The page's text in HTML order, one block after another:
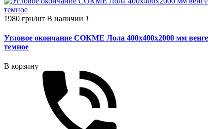
1980 грн/шт В наличии 1
Угловое окончание СОКМЕ Лола 400х400х2000 мм венге
темное
В корзину